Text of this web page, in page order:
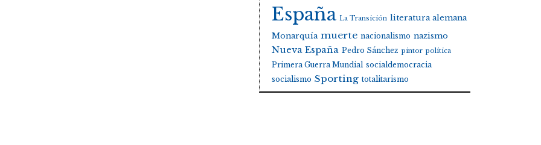
España La Transición literatura alemana
Monarquía muerte nacionalismo nazismo
Nueva España Pedro Sánchez pintor política
Primera Guerra Mundial socialdemocracia
socialismo Sporting totalitarismo